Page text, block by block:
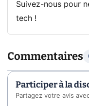
Suivez-nous pour
tech !
Commentaires
Participer à la
Partagez votre avis